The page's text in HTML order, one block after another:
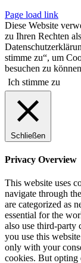
Page load link
Diese Website
zu Ihren Rechten
stimme zu“, um
besuchen zu
Ich stimme zu
Schließen
Privacy Overview
This website uses
navigate through
are categorized as
essential for the
also use third-party
you use this
only with your
cookies. But opting